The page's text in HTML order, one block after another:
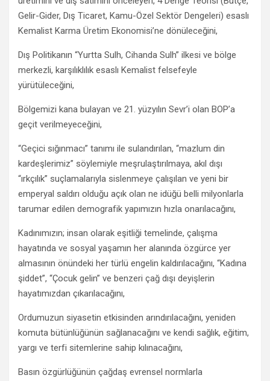
Gelir-Gider, Dış Ticaret, Kamu-Özel Sektör Dengeleri) esaslı
Kemalist Karma Üretim Ekonomisi’ne dönüleceğini,
Dış Politikanın “Yurtta Sulh, Cihanda Sulh” ilkesi ve bölge
merkezli, karşılıklılık esaslı Kemalist felsefeyle
yürütüleceğini,
Bölgemizi kana bulayan ve 21. yüzyılın Sevr’i olan BOP’a
geçit verilmeyeceğini,
“Geçici sığınmacı” tanımı ile sulandırılan, “mazlum din
kardeşlerimiz” söylemiyle meşrulaştırılmaya, akıl dışı
“ırkçılık” suçlamalarıyla sislenmeye çalışılan ve yeni bir
emperyal saldırı olduğu açık olan ne idüğü belli milyonlarla
tarumar edilen demografik yapımızın hızla onarılacağını,
Kadınımızın; insan olarak eşitliği temelinde, çalışma
hayatında ve sosyal yaşamın her alanında özgürce yer
almasının önündeki her türlü engelin kaldırılacağını, “Kadına
şiddet”, “Çocuk gelin” ve benzeri çağ dışı deyişlerin
hayatımızdan çıkarılacağını,
Ordumuzun siyasetin etkisinden arındırılacağını, yeniden
komuta bütünlüğünün sağlanacağını ve kendi sağlık, eğitim,
yargı ve terfi sitemlerine sahip kılınacağını,
Basın özgürlüğünün çağdaş evrensel normlarla